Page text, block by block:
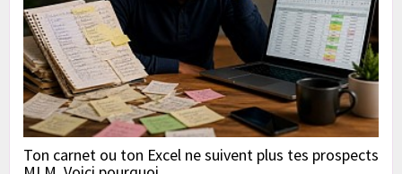
Ton carnet ou ton Excel ne suivent plus tes prospects